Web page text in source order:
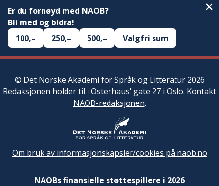
Er du fornøyd med NAOB?
Bli med og bidra!
100,–
250,– 500,– Valgfri sum
© Det Norske Akademi for Språk og Litteratur2026
Redaksjonen holder til i Osterhaus' gate 27 i Oslo. Kontakt
NAOB-redaksjonen.
Om bruk av informasjonskapsler/cookies på naob.no
NAOBs finansielle støttespillere i 2026